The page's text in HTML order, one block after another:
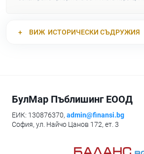
ВИЖ ИСТОРИЧЕСКИ СЪДРУЖИЯ
БулМар Пъблишинг ЕООД
ЕИК: 130876370, admin@finansi.bg
София, ул. Найчо Цанов 172, ет. 3